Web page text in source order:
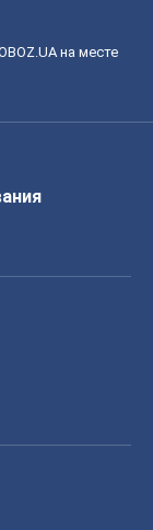
на месте